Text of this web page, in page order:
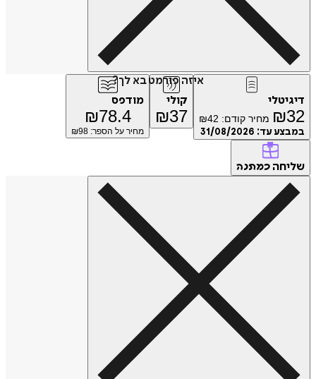
איזה פורמט בא לך?
דיגיטלי
₪32 מחיר קודם: ₪42
במבצע עד: 31/08/2026
קולי
₪37
מודפס
₪78.4
מחיר על הספר: ₪ 98
שליחה כמתנה